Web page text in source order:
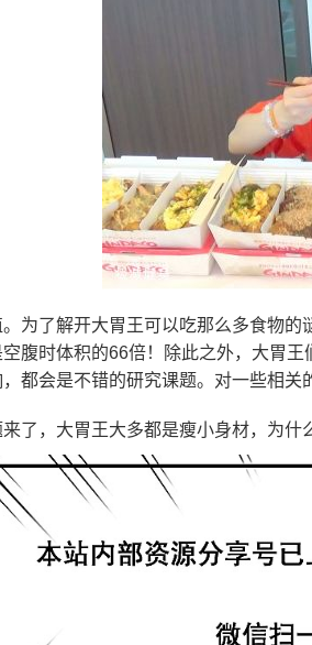
为了解开大胃王可以吃那么多食物
空腹时体积的66倍！除此之外，大胃
都会是不错的研究课题。对一些相关
了，大胃王大多都是瘦小身材，为什